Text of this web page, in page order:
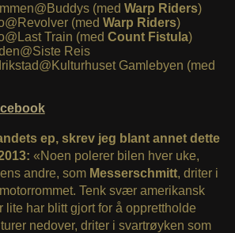
(med Warp Riders)
(med Warp Riders)
Train (med Count Fistula)
Reis
Gamlebyen (med
ep, skrev jeg blant annet dette
«Noen polerer bilen hver uke,
andre, som Messerschmitt, driter i
Tenk svær amerikansk
lite har blitt gjort for å opprettholde
nedover, driter i svartrøyken som